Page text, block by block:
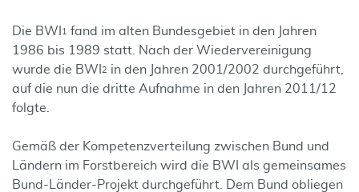
Die BWI 1
fand im alten Bundesgebiet in den Jahren
1986 bis 1989 statt. Nach der Wiedervereinigung
wurde die BWI 2 in den Jahren 2001/2002 durchgeführt,
auf die nun die dritte Aufnahme in den Jahren 2011/12
folgte.
Gemäß der Kompetenzverteilung zwischen Bund und
Ländern im Forstbereich wird die BWI als gemeinsames
Bund-Länder-Projekt durchgeführt. Dem Bund obliegen